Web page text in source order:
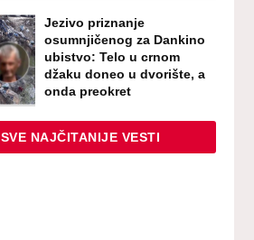
Jezivo priznanje
osumnjičenog za Dankino
ubistvo: Telo u crnom
džaku doneo u dvorište, a
onda preokret
SVE NAJČITANIJE VESTI